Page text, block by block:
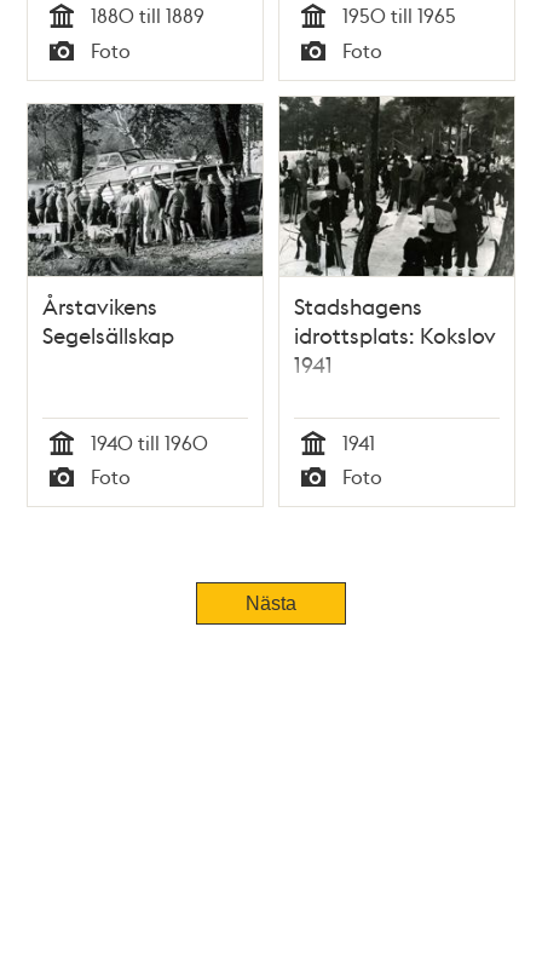
Tid
1880 till 1889
Typ
Foto Tid
1950 till 1965
Typ
Foto
Årstavikens
Segelsällskap
Tid
1940 till 1960
Typ
Foto
Stadshagens
idrottsplats: Kokslov
1941
Tid
1941
Typ
Foto
Nästa